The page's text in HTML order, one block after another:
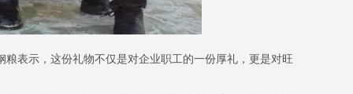
表示，这份礼物不仅是对企业职工的一份厚礼，更是对旺